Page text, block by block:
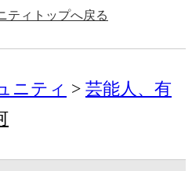
ティトップへ戻る
ニティ
芸能人、有